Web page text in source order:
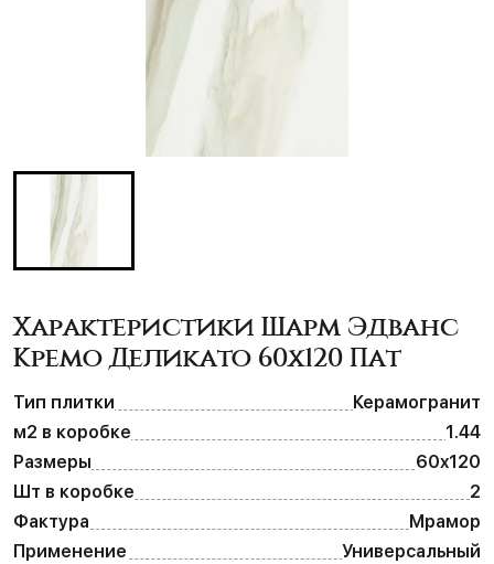
Характеристики Шарм Эдванс
Кремо Деликато 60х120 Пат
Тип плитки
Керамогранит
м2 в коробке
1.44
Размеры
60х120
Шт в коробке
2
Фактура
Мрамор
Применение
Универсальный